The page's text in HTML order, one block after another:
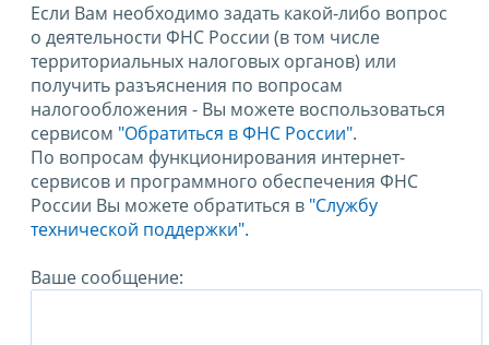
Если Вам необходимо задать какой-либо вопрос
о деятельности ФНС России (в том числе
территориальных налоговых органов) или
получить разъяснения по вопросам
налогообложения - Вы можете воспользоваться
сервисом "Обратиться в ФНС России".
По вопросам функционирования интернет-
сервисов и программного обеспечения ФНС
России Вы можете обратиться в "Службу
технической поддержки".
Ваше сообщение: